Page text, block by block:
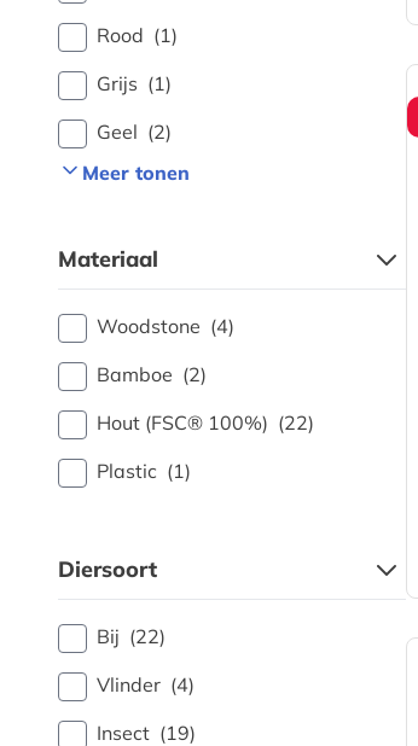
Rood (1)
Grijs (1)
Geel (2)
Meer tonen
Materiaal
Woodstone (4)
Bamboe (2)
Hout (FSC® 100%) (22)
Plastic (1)
Diersoort
Bij (22)
Vlinder (4)
Insect (19)